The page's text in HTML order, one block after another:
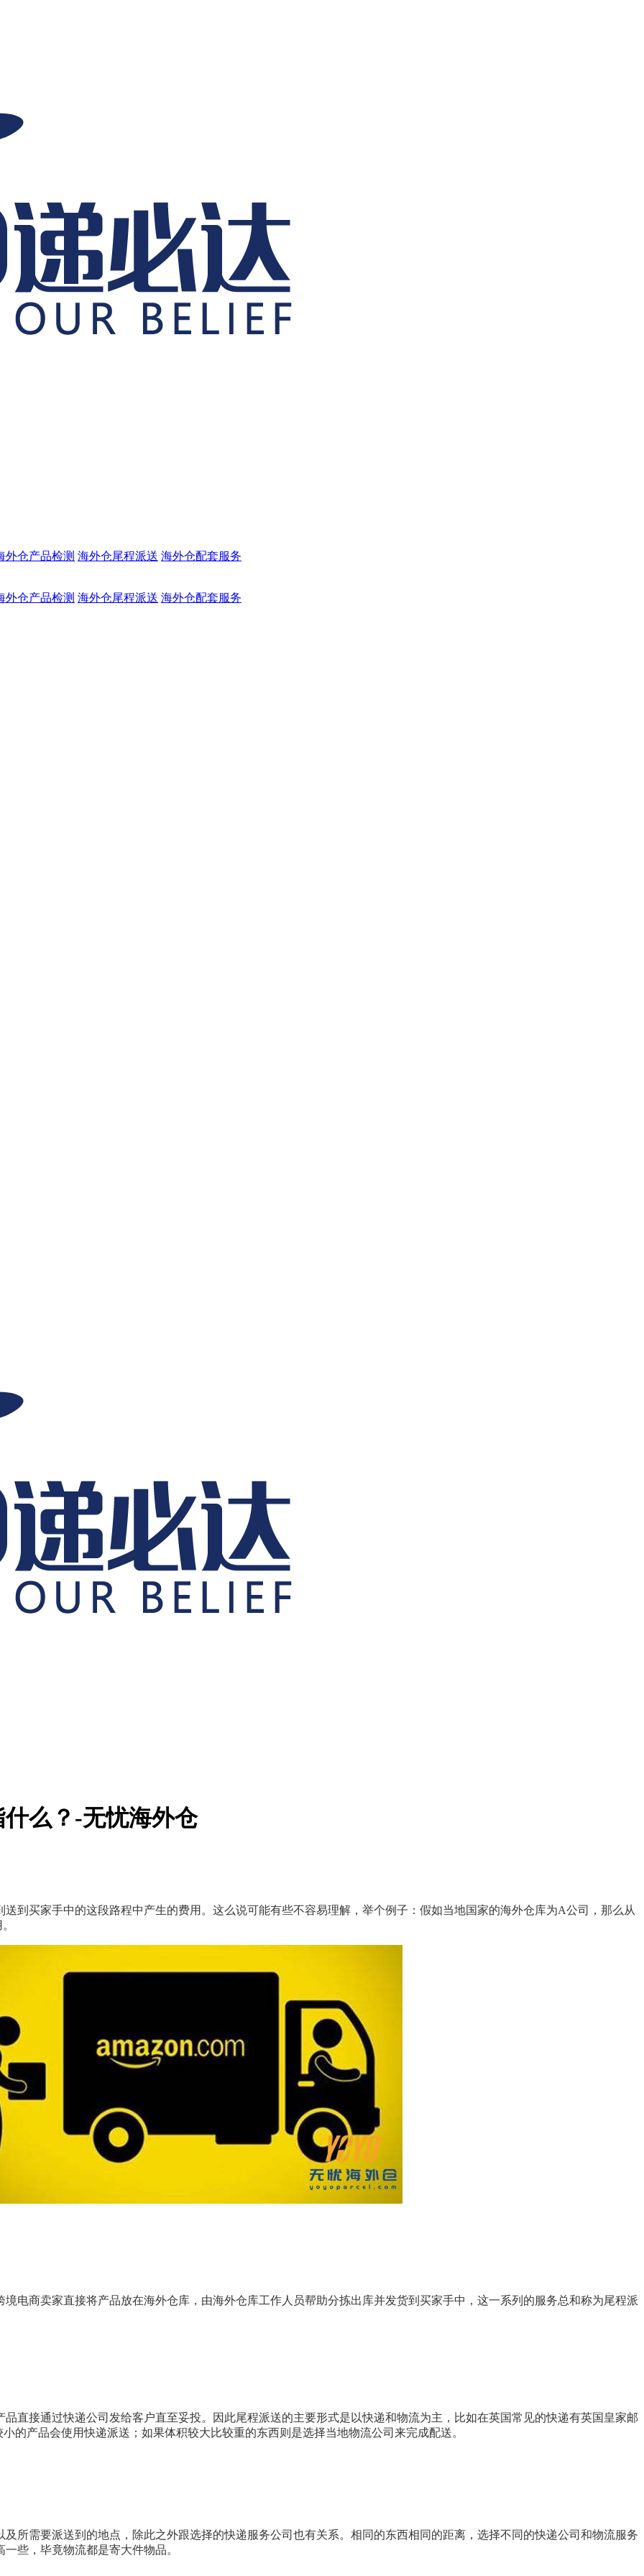
外仓产品检测 海外仓尾程派送 海外仓配套服务
外仓产品检测 海外仓尾程派送 海外仓配套服务
么？-无忧海外仓
到买家手中的这段路程中产生的费用。这么说可能有些不容易理解，举个例子：假如当地国家的海外仓库为A公司，那么从
。
电商卖家直接将产品放在海外仓库，由海外仓库工作人员帮助分拣出库并发货到买家手中，这一系列的服务总和称为尾程派
直接通过快递公司发给客户直至妥投。因此尾程派送的主要形式是以快递和物流为主，比如在英国常见的快递有英国皇家邮
的产品会使用快递派送；如果体积较大比较重的东西则是选择当地物流公司来完成配送。
所需要派送到的地点，除此之外跟选择的快递服务公司也有关系。相同的东西相同的距离，选择不同的快递公司和物流服务
些，毕竟物流都是寄大件物品。